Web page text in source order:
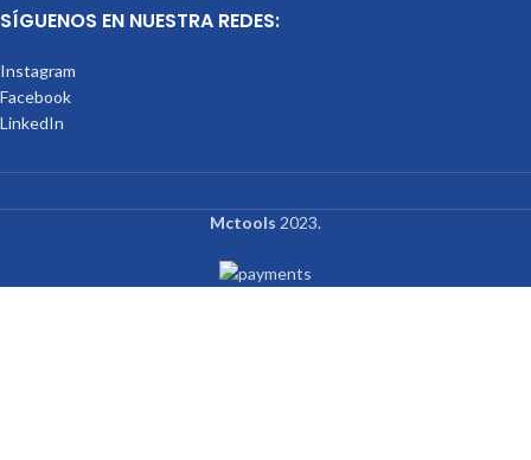
SÍGUENOS EN NUESTRA REDES:
Instagram
Facebook
LinkedIn
Mctools 2023.